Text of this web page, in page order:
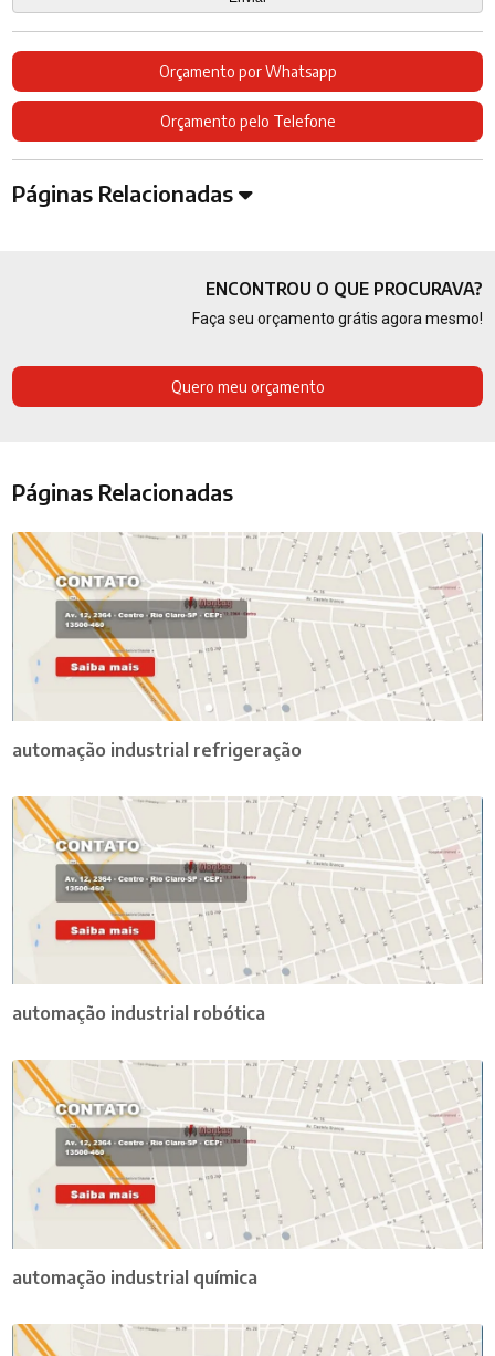
Orçamento por Whatsapp
Orçamento pelo Telefone
Páginas Relacionadas
ENCONTROU O QUE PROCURAVA?
Faça seu orçamento grátis agora mesmo!
Quero meu orçamento
Páginas Relacionadas
automação industrial refrigeração
automação industrial robótica
automação industrial química